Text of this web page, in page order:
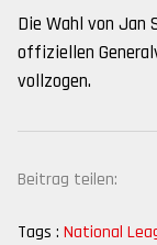
Die Wahl von Jan
offiziellen
vollzogen.
Beitrag teilen:
Tags : National